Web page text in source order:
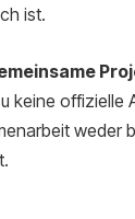
ist.
keine offizielle
weder